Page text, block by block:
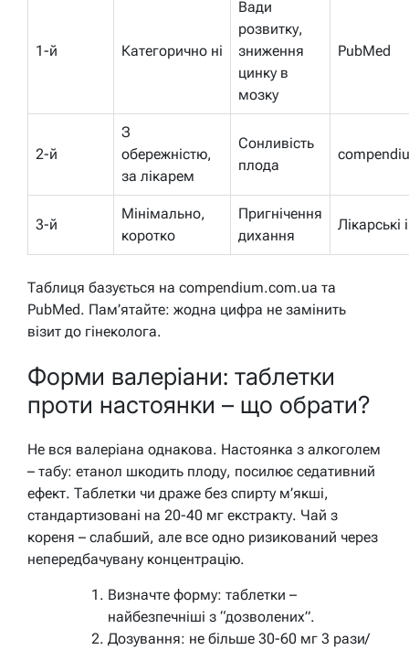
1-й Категорично ні
Вади
розвитку,
зниження
цинку в
мозку
PubMed
2-й
З
обережністю,
за лікарем
Сонливість
плода
3-й
Мінімально,
коротко
Пригнічення
дихання
Лікарські
Таблиця базується на compendium.com.ua та
PubMed. Пам’ятайте: жодна цифра не замінить
візит до гінеколога.
Форми валеріани: таблетки
проти настоянки – що обрати?
Не вся валеріана однакова. Настоянка з алкоголем
– табу: етанол шкодить плоду, посилює седативний
ефект. Таблетки чи драже без спирту м’якші,
стандартизовані на 20-40 мг екстракту. Чай з
кореня – слабший, але все одно ризикований через
непередбачувану концентрацію.
Визначте форму: таблетки –
найбезпечніші з “дозволених”.
Дозування: не більше 30-60 мг 3 рази/